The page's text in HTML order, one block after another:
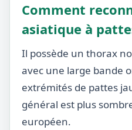
Comment
asiatique à
Il possède un thorax
avec une large bande
extrémités de pattes
général est plus
européen.